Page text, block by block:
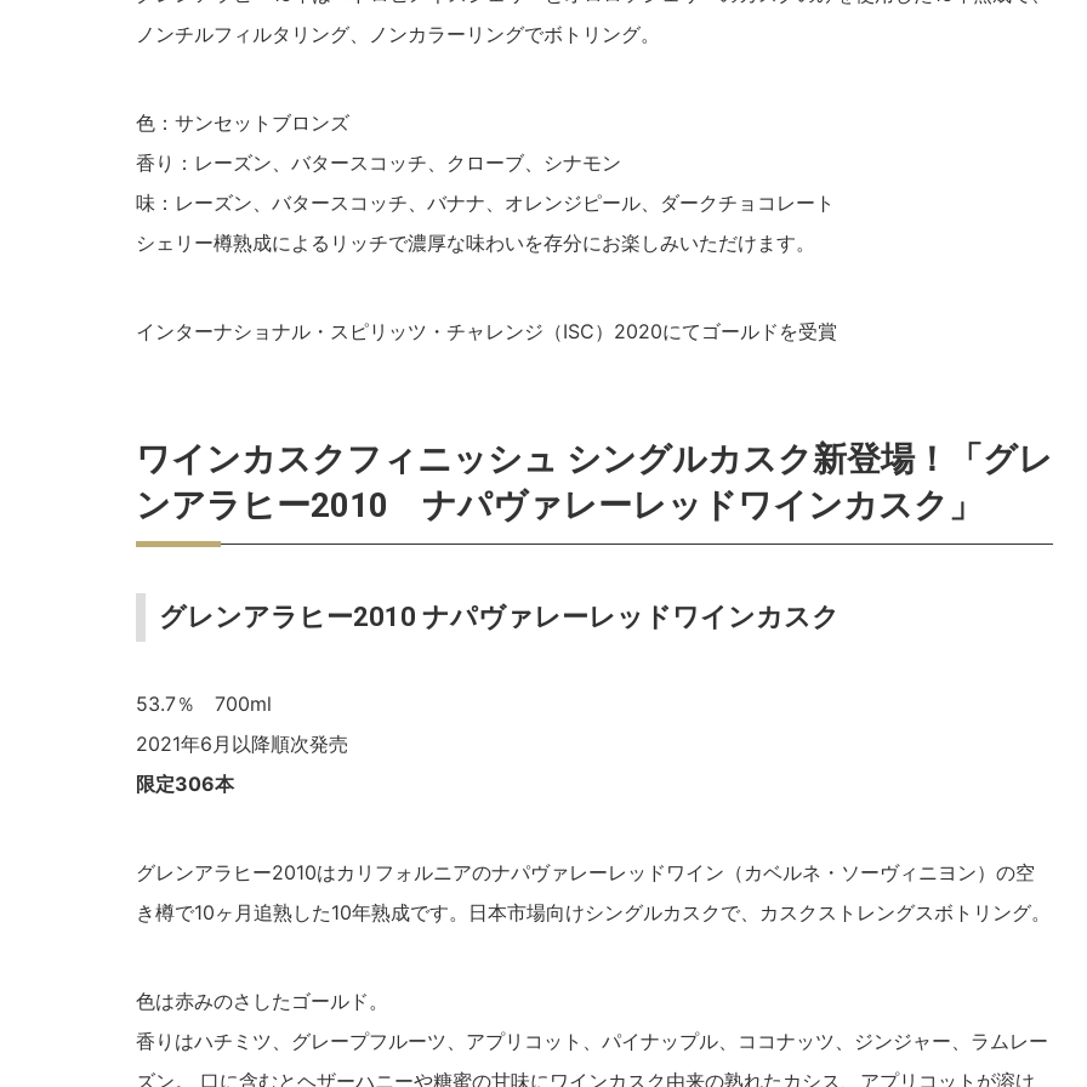
ノンチルフィルタリング、ノンカラーリングでボトリング。
色：サンセットブロンズ
香り：レーズン、バタースコッチ、クローブ、シナモン
味：レーズン、バタースコッチ、バナナ、オレンジピール、ダークチョコレート
シェリー樽熟成によるリッチで濃厚な味わいを存分にお楽しみいただけます。
インターナショナル・スピリッツ・チャレンジ（ISC）2020にてゴールドを受賞
ワインカスクフィニッシュ シングルカスク新登場！「グレ
ンアラヒー2010 ナパヴァレーレッドワインカスク」
グレンアラヒー2010 ナパヴァレーレッドワインカスク
53.7％ 700ml
2021年6月以降順次発売
限定306本
グレンアラヒー2010はカリフォルニアのナパヴァレーレッドワイン（カベルネ・ソーヴィニヨン）の空
き樽で10ヶ月追熟した10年熟成です。日本市場向けシングルカスクで、カスクストレングスボトリング。
色は赤みのさしたゴールド。
香りはハチミツ、グレープフルーツ、アプリコット、パイナップル、ココナッツ、ジンジャー、ラムレー
ズン。 口に含むとヘザーハニーや糖蜜の甘味にワインカスク由来の熟れたカシス、アプリコットが溶け